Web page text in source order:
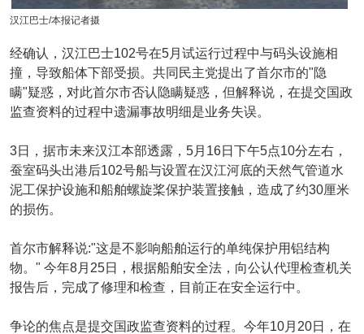
汉江巴士/本报记者摄
经确认，汉江巴士102号在5月试运行过程中与码头设施相
撞，导致船体下部受损。共同民主党提出了首尔市的"隐
瞒"疑惑，对此首尔市否认隐瞒疑惑，但解释说，在提交国政
监查资料的过程中遗漏事故明细是业务失误。
3日，据市未来汉江本部透露，5月16日下午5点10分左右，
蚕室码头出港后102号船与设置在汉江河底的天然气管道水
泥工保护设施和船舶螺旋桨保护装置接触，造成了约30厘米
的损伤。
首尔市解释说:"这是不影响船舶运行的单纯保护用铝结构
物。" 今年8月25日，根据船舶安全法，向公认代理检查机关
报告后，完成了修理和检查，目前正在安全运行中。
争论的焦点是提交国政监查资料的过程。今年10月20日，在